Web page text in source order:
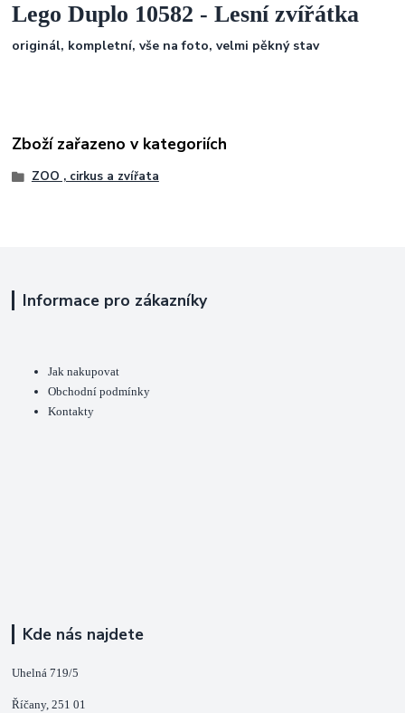
Lego Duplo 10582 - Lesní zvířátka
originál, kompletní, vše na foto, velmi pěkný stav
Zboží zařazeno v kategoriích
ZOO , cirkus a zvířata
Informace pro zákazníky
Jak nakupovat
Obchodní podmínky
Kontakty
Kde nás najdete
Uhelná 719/5
Říčany, 251 01